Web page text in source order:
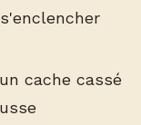
un cache cassé